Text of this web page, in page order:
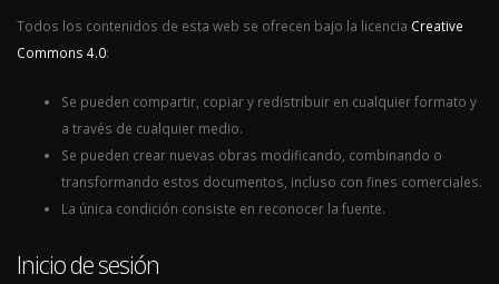
Todos los contenidos de esta web se ofrecen bajo la licencia Creative
Commons 4.0:
Se pueden compartir, copiar y redistribuir en cualquier formato y
a través de cualquier medio.
Se pueden crear nuevas obras modificando, combinando o
transformando estos documentos, incluso con fines comerciales.
La única condición consiste en reconocer la fuente.
Inicio de sesión